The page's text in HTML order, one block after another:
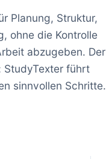
Planung, Struktur,
ohne die Kontrolle
abzugeben. Der
StudyTexter führt
sinnvollen Schritte.